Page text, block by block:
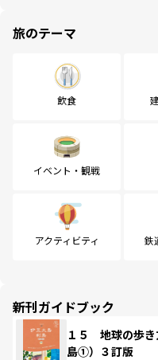
旅のテーマ
飲食
イベント・観戦
アクティビティ 鉄
新刊ガイドブック
１５ 地球の歩
島①）３訂版